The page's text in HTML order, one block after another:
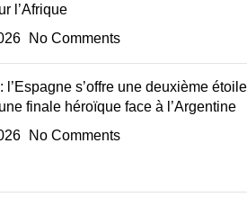
l’Afrique
No Comments
l’Espagne s’offre une deuxième étoile
finale héroïque face à l’Argentine
No Comments